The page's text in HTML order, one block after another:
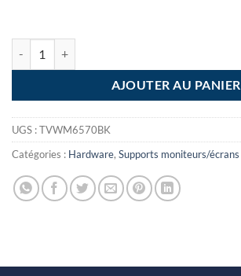
AJOUTER AU PANIER
UGS :TVWM6570BK
Catégories : Hardware, Supports moniteurs/écrans